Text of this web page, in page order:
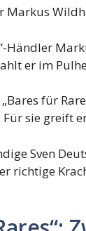
Markus
Händler
er im
für
sie greift
Sven
richtige